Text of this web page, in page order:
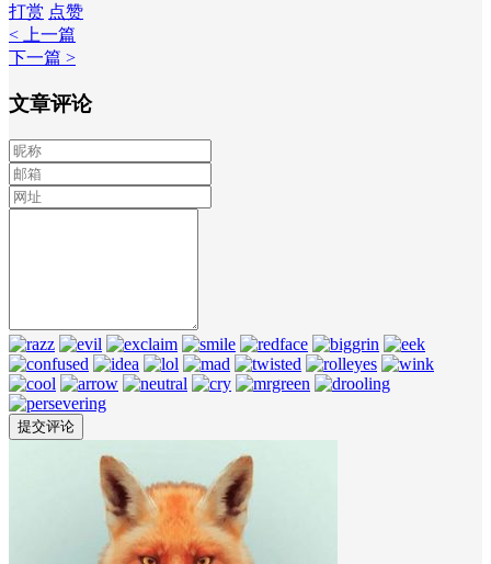
打赏 点赞
< 上一篇
下一篇 >
文章评论